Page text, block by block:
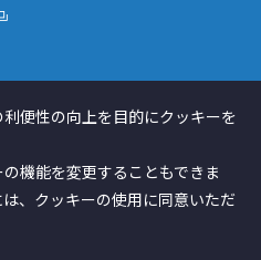
便性の向上を目的にクッキーを
機能を変更することもできま
、クッキーの使用に同意いただ